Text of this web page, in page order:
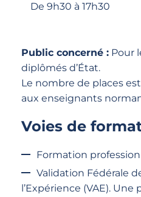
De 9h30 à 17h30
Public concerné : Pour
diplômés d’État.
Le nombre de places
aux enseignants
Voies de
Formation
Validation Fédérale
l’Expérience (VAE).